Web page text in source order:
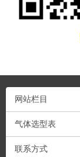
网站栏目
气体选型表
联系方式